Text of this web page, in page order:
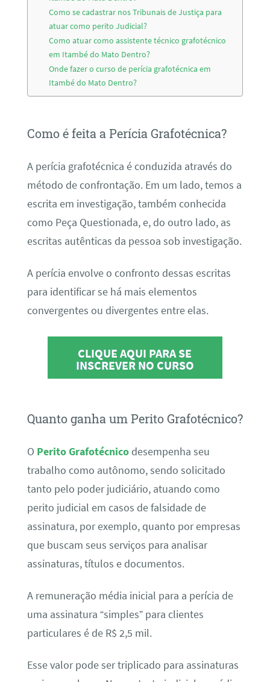
Como se cadastrar nos Tribunais de Justiça para
atuar como perito Judicial?
Como atuar como assistente técnico grafotécnico
em Itambé do Mato Dentro?
Onde fazer o curso de perícia grafotécnica em
Itambé do Mato Dentro?
Como é feita a Perícia Grafotécnica?
A perícia grafotécnica é conduzida através do
método de confrontação. Em um lado, temos a
escrita em investigação, também conhecida
como Peça Questionada, e, do outro lado, as
escritas autênticas da pessoa sob investigação.
A perícia envolve o confronto dessas escritas
para identificar se há mais elementos
convergentes ou divergentes entre elas.
CLIQUE AQUI PARA SE
INSCREVER NO CURSO
Quanto ganha um Perito Grafotécnico?
O Perito Grafotécnicodesempenha seu
trabalho como autônomo, sendo solicitado
tanto pelo poder judiciário, atuando como
perito judicial em casos de falsidade de
assinatura, por exemplo, quanto por empresas
que buscam seus serviços para analisar
assinaturas, títulos e documentos.
A remuneração média inicial para a perícia de
uma assinatura “simples” para clientes
particulares é de R$ 2,5 mil.
Esse valor pode ser triplicado para assinaturas